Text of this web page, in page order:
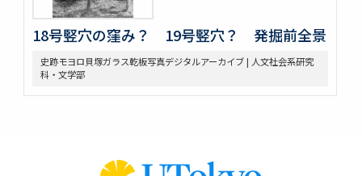
18号竪穴の窪み？ 19号竪穴？ 発掘前全景
史跡モヨロ貝塚ガラス乾板写真デジタルアーカイブ | 人文社会系研究
科・文学部